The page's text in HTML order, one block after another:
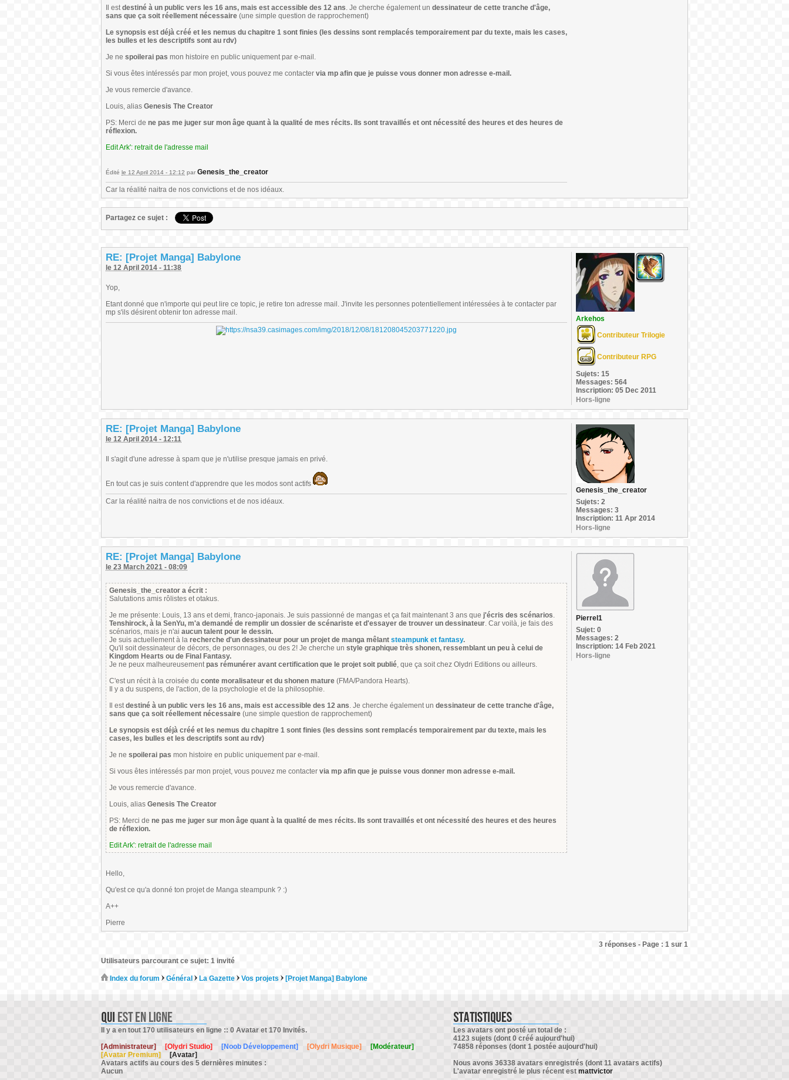
Il estdestiné à un public vers les 16 ans, mais est accessible des 12 ans. Je cherche également un dessinateur de cette tranche d'âge,
sans que ça soit réellement nécessaire (une simple question de rapprochement)
Le synopsis est déjà créé et les nemus du chapitre 1 sont finies (les dessins sont remplacés temporairement par du texte, mais les cases,
les bulles et les descriptifs sont au rdv)
Je ne spoilerai pas mon histoire en public uniquement par e-mail.
Si vous êtes intéressés par mon projet, vous pouvez me contacter via mp afin que je puisse vous donner mon adresse e-mail.
Je vous remercie d'avance.
Louis, alias Genesis The Creator
PS: Merci de ne pas me juger sur mon âge quant à la qualité de mes récits. Ils sont travaillés et ont nécessité des heures et des heures de
réflexion.
Edit Ark': retrait de l'adresse mail
Édité le 12 April 2014 - 12:12 par Genesis_the_creator
Car la réalité naitra de nos convictions et de nos idéaux.
Partagez ce sujet :
RE: [Projet Manga] Babylone
le 12 April 2014 - 11:38
Yop,
Etant donné que n'importe qui peut lire ce topic, je retire ton adresse mail. J'invite les personnes potentiellement intéressées à te contacter par
mp s'ils désirent obtenir ton adresse mail.
Arkehos
Contributeur Trilogie
Contributeur RPG
Sujets: 15
Messages: 564
Inscription: 05 Dec 2011
Hors-ligne
RE: [Projet Manga] Babylone
le 12 April 2014 - 12:11
Il s'agit d'une adresse à spam que je n'utilise presque jamais en privé.
En tout cas je suis content d'apprendre que les modos sont actifs
Car la réalité naitra de nos convictions et de nos idéaux.
Genesis_the_creator
Sujets: 2
Messages: 3
Inscription: 11 Apr 2014
Hors-ligne
RE: [Projet Manga] Babylone
le 23 March 2021 - 08:09
Genesis_the_creator a écrit :
Salutations amis rôlistes et otakus.
Je me présente: Louis, 13 ans et demi, franco-japonais. Je suis passionné de mangas et ça fait maintenant 3 ans que j'écris des scénarios.
Tenshirock, à la SenYu, m'a demandé de remplir un dossier de scénariste et d'essayer de trouver un dessinateur. Car voilà, je fais des
scénarios, mais je n'ai aucun talent pour le dessin.
Je suis actuellement à la recherche d'un dessinateur pour un projet de manga mêlant steampunk et fantasy.
Qu'il soit dessinateur de décors, de personnages, ou des 2! Je cherche un style graphique très shonen, ressemblant un peu à celui de
Kingdom Hearts ou de Final Fantasy.
Je ne peux malheureusementpas rémunérer avant certification que le projet soit publié, que ça soit chez Olydri Editions ou ailleurs.
C'est un récit à la croisée du conte moralisateur et du shonen mature (FMA/Pandora Hearts).
Il y a du suspens, de l'action, de la psychologie et de la philosophie.
Il estdestiné à un public vers les 16 ans, mais est accessible des 12 ans. Je cherche également un dessinateur de cette tranche d'âge,
sans que ça soit réellement nécessaire (une simple question de rapprochement)
Le synopsis est déjà créé et les nemus du chapitre 1 sont finies (les dessins sont remplacés temporairement par du texte, mais les
cases, les bulles et les descriptifs sont au rdv)
Je ne spoilerai pas mon histoire en public uniquement par e-mail.
Si vous êtes intéressés par mon projet, vous pouvez me contacter via mp afin que je puisse vous donner mon adresse e-mail.
Je vous remercie d'avance.
Louis, alias Genesis The Creator
PS: Merci de ne pas me juger sur mon âge quant à la qualité de mes récits. Ils sont travaillés et ont nécessité des heures et des heures
de réflexion.
Edit Ark': retrait de l'adresse mail
Hello,
Qu'est ce qu'a donné ton projet de Manga steampunk ? :)
A++
Pierre
Pierrel1
Sujet: 0
Messages: 2
Inscription: 14 Feb 2021
Hors-ligne
3 réponses - Page : 1 sur 1
Utilisateurs parcourant ce sujet: 1 invité
Index du forum Général La Gazette Vos projets [Projet Manga] Babylone
Il y a en tout 170 utilisateurs en ligne :: 0 Avatar et 170 Invités.
[Administrateur]
[Olydri Studio] [Noob Développement] [Olydri Musique]
[Modérateur]
[Avatar Premium]
[Avatar]
Avatars actifs au cours des 5 dernières minutes :
Aucun
Les avatars ont posté un total de :
4123 sujets (dont 0 créé aujourd'hui)
74858 réponses (dont 1 postée aujourd'hui)
Nous avons 36338 avatars enregistrés (dont 11 avatars actifs)
L'avatar enregistré le plus récent est mattvictor